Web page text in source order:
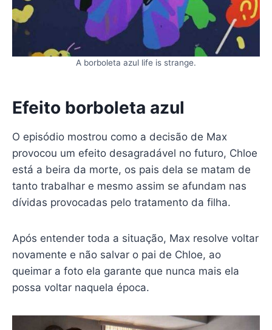
A borboleta azul life is strange.
Efeito borboleta azul
O episódio mostrou como a decisão de Max
provocou um efeito desagradável no futuro, Chloe
está a beira da morte, os pais dela se matam de
tanto trabalhar e mesmo assim se afundam nas
dívidas provocadas pelo tratamento da filha.
Após entender toda a situação, Max resolve voltar
novamente e não salvar o pai de Chloe, ao
queimar a foto ela garante que nunca mais ela
possa voltar naquela época.